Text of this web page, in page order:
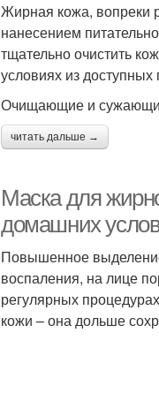
Жирная кожа, вопреки
нанесением
тщательно очистить
условиях из доступных
Очищающие и
читать дальше →
Маска для
домашних
Повышенное
воспаления, на лице
регулярных
кожи – она дольше